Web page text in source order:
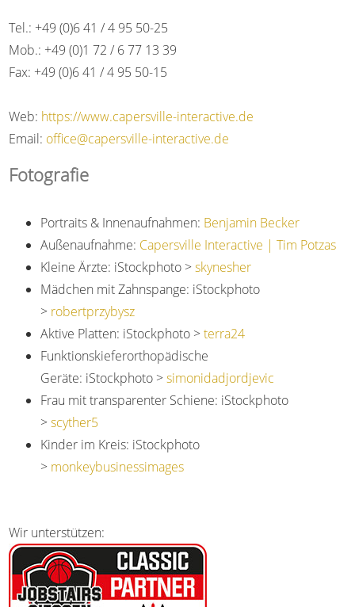
Tel.: +49 (0)6 41 / 4 95 50-25
Mob.: +49 (0)1 72 / 6 77 13 39
Fax: +49 (0)6 41 / 4 95 50-15
Web: https://www.capersville-interactive.de
Email: office@capersville-interactive.de
Fotografie
Portraits & Innenaufnahmen: Benjamin Becker
Außenaufnahme: Capersville Interactive | Tim Potzas
Kleine Ärzte: iStockphoto >skynesher
Mädchen mit Zahnspange: iStockphoto
> robertprzybysz
Aktive Platten: iStockphoto >terra24
Funktionskieferorthopädische
Geräte: iStockphoto >simonidadjordjevic
Frau mit transparenter Schiene: iStockphoto
>scyther5
Kinder im Kreis: iStockphoto
> monkeybusinessimages
Wir unterstützen: